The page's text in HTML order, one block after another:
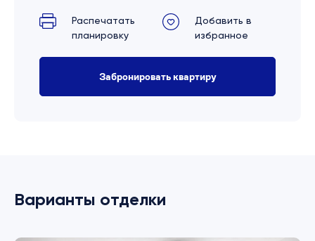
Распечатать
планировку
Добавить в
избранное
Забронировать квартиру
Варианты отделки